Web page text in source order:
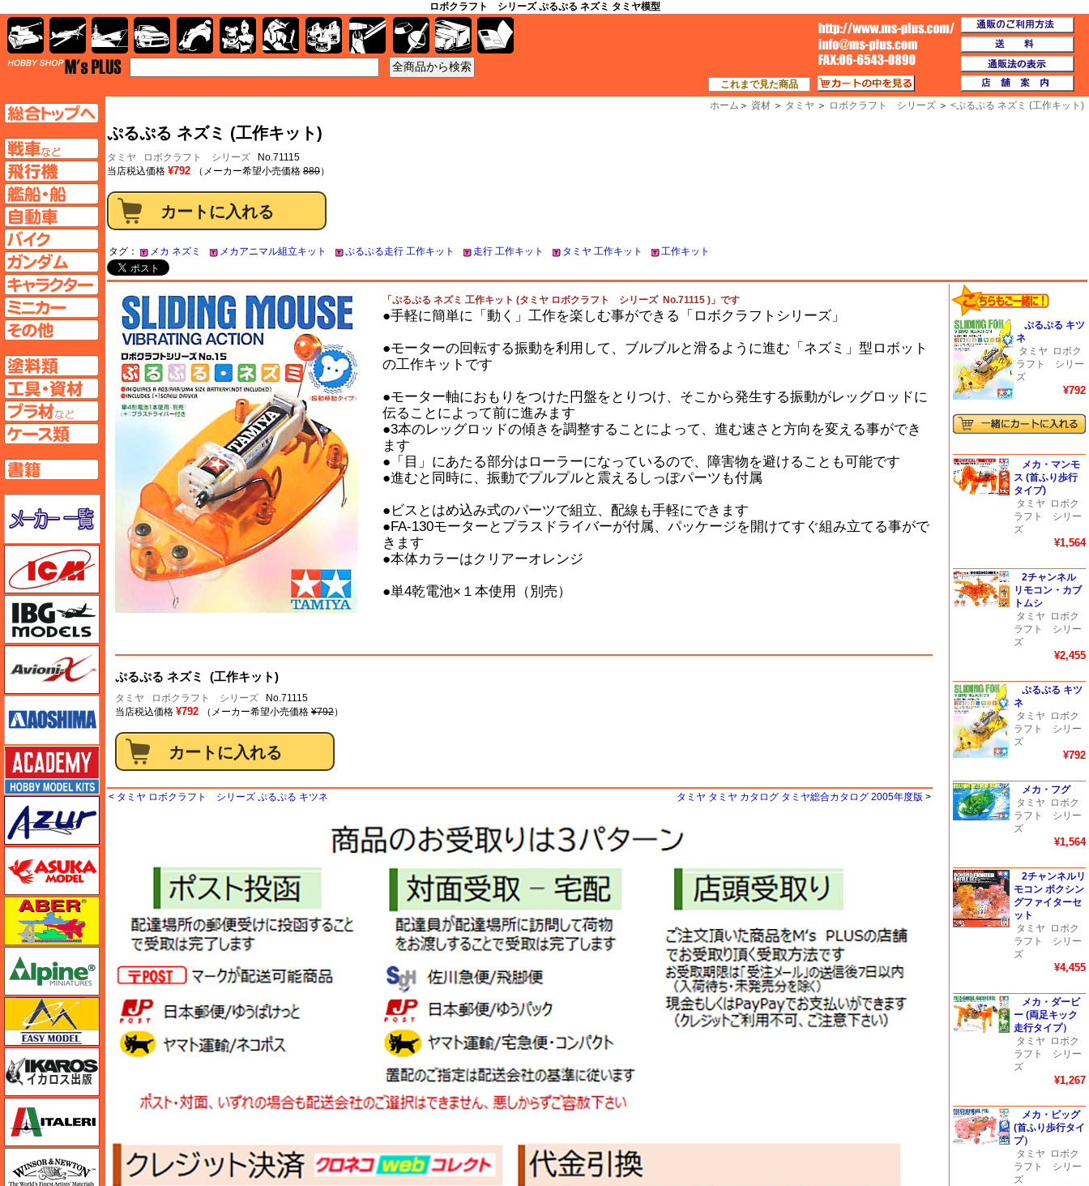
ロボクラフト シリーズ ぷるぷる ネズミ タミヤ模型
ホーム ＞ 資材 ＞ タミヤ ＞ ロボクラフト シリーズ ＞ <ぷるぷる ネズミ (工作キット)
ぷるぷる ネズミ (工作キット)
タミヤ ロボクラフト シリーズ No.71115
当店税込価格 ¥792 （メーカー希望小売価格 880）
タグ： メカ ネズミ メカアニマル組立キット ぷるぷる走行 工作キット 走行 工作キット タミヤ 工作キット 工作キット
「ぷるぷる ネズミ 工作キット (タミヤ ロボクラフト シリーズ No.71115 )」です
●手軽に簡単に「動く」工作を楽しむ事ができる「ロボクラフトシリーズ」
●モーターの回転する振動を利用して、ブルブルと滑るように進む「ネズミ」型ロボット
の工作キットです
●モーター軸におもりをつけた円盤をとりつけ、そこから発生する振動がレッグロッドに
伝ることによって前に進みます
●3本のレッグロッドの傾きを調整することによって、進む速さと方向を変える事ができ
ます
●「目」にあたる部分はローラーになっているので、障害物を避けることも可能です
●進むと同時に、振動でプルプルと震えるしっぽパーツも付属
●ビスとはめ込み式のパーツで組立、配線も手軽にできます
●FA-130モーターとプラスドライバーが付属、パッケージを開けてすぐ組み立てる事がで
きます
●本体カラーはクリアーオレンジ
●単4乾電池×１本使用（別売）
ぷるぷる ネズミ (工作キット)
タミヤ ロボクラフト シリーズ No.71115
当店税込価格 ¥792 （メーカー希望小売価格 ¥792）
< タミヤ ロボクラフト シリーズ ぷるぷる キツネ タミヤ タミヤ カタログ タミヤ総合カタログ 2005年度版 >
ぷるぷる キツ
ネ
タミヤ
ロボク
ラフト シリー
ズ
¥792
メカ・マンモ
ス (首ふり歩行
タイプ)
タミヤ
ロボク
ラフト シリー
ズ
¥1,564
2チャンネル
リモコン・カブ
トムシ
タミヤ
ロボク
ラフト シリー
ズ
¥2,455
ぷるぷる キツ
ネ
タミヤ
ロボク
ラフト シリー
ズ
¥792
メカ・フグ
タミヤ
ロボク
ラフト シリー
ズ
¥1,564
2チャンネルリ
モコン ボクシン
グファイターセ
ット
タミヤ
ロボク
ラフト シリー
ズ
¥4,455
メカ・ダービ
ー (両足キック
走行タイプ）
タミヤ
ロボク
ラフト シリー
ズ
¥1,267
メカ・ピッグ
(首ふり歩行タイ
プ）
タミヤ
ロボク
ラフト シリー
ズ
飛行機ページへ
艦船ページへ
自動車ページへ
ガンダムページへ
キャラクターページへ
ミニカーページへ
その他ページへ
塗料ページへ
工具ページへ
プラ材ページへ
メーカー一覧のページはこちら
Avioni-X（アヴィオニクス）
アオシマ
アカデミー
アズール
アルパイン
イージーモデル
イカロス出版
ウインザー＆ニュートン
AFV 飛行機 艦船 自動車 バイク キャラクターガンダム 塗料 工具 資材 ケース
これまで見た商品
カートの中を見る